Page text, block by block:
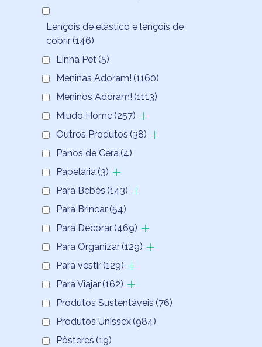
Lençóis de elástico e lençóis de
cobrir (146)
Linha Pet (5)
Meninas Adoram! (1160)
Meninos Adoram! (1113)
Miüdo Home (257)
Outros Produtos (38)
Panos de Cera (4)
Papelaria (3)
Para Bebês (143)
Para Brincar (54)
Para Decorar (469)
Para Organizar (129)
Para vestir (129)
Para Viajar (162)
Produtos Sustentáveis (76)
Produtos Unissex (984)
Pôsteres (19)